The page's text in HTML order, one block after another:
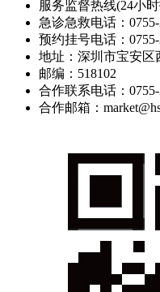
服务监督热线(24小
急诊急救电话：0755-
预约挂号电话：0755-
地址：深圳市宝安区
邮编：518102
合作联系电话：0755-
合作邮箱：